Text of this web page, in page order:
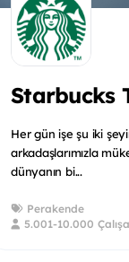
Starbucks
Her gün işe şu iki
arkadaşlarımızla
dünyanın bi...
Perakende
5.001-10.000